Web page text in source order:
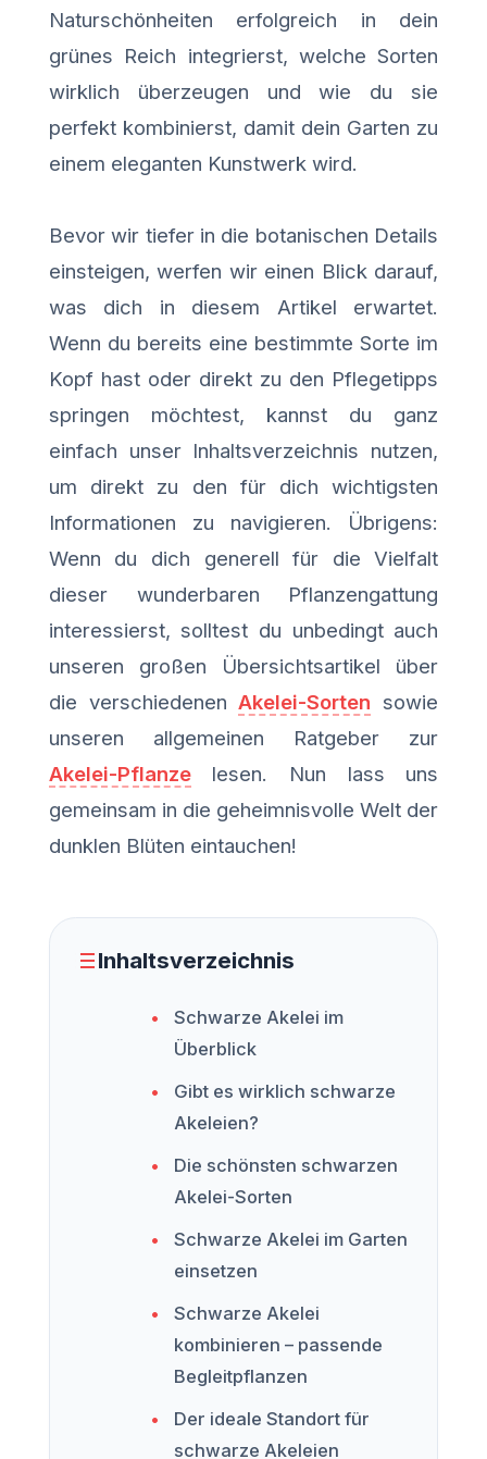
Naturschönheiten erfolgreich in dein
grünes Reich integrierst, welche Sorten
wirklich überzeugen und wie du sie
perfekt kombinierst, damit dein Garten zu
einem eleganten Kunstwerk wird.
Bevor wir tiefer in die botanischen Details
einsteigen, werfen wir einen Blick darauf,
was dich in diesem Artikel erwartet.
Wenn du bereits eine bestimmte Sorte im
Kopf hast oder direkt zu den Pflegetipps
springen möchtest, kannst du ganz
einfach unser Inhaltsverzeichnis nutzen,
um direkt zu den für dich wichtigsten
Informationen zu navigieren. Übrigens:
Wenn du dich generell für die Vielfalt
dieser wunderbaren Pflanzengattung
interessierst, solltest du unbedingt auch
unseren großen Übersichtsartikel über
die verschiedenenAkelei-Sorten sowie
unseren allgemeinen Ratgeber zur
Akelei-Pflanzelesen. Nun lass uns
gemeinsam in die geheimnisvolle Welt der
dunklen Blüten eintauchen!
Inhaltsverzeichnis
Schwarze Akelei im
Überblick
Gibt es wirklich schwarze
Akeleien?
Die schönsten schwarzen
Akelei-Sorten
Schwarze Akelei im Garten
einsetzen
Schwarze Akelei
kombinieren – passende
Begleitpflanzen
Der ideale Standort für
schwarze Akeleien